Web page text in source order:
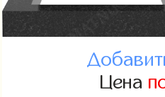
Цена